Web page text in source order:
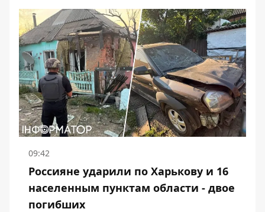
09:42
Россияне ударили по Харькову и 16
населенным пунктам области - двое
погибших